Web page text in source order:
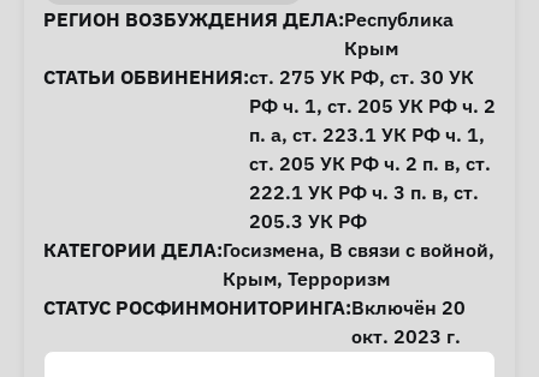
Информация о деле
РЕГИОН ВОЗБУЖДЕНИЯ ДЕЛА:Республика
Крым
СТАТЬИ ОБВИНЕНИЯ:ст. 275 УК РФ, ст. 30 УК
РФ ч. 1, ст. 205 УК РФ ч. 2
п. а, ст. 223.1 УК РФ ч. 1,
ст. 205 УК РФ ч. 2 п. в, ст.
222.1 УК РФ ч. 3 п. в, ст.
205.3 УК РФ
КАТЕГОРИИ ДЕЛА:Госизмена, В связи с войной,
Крым, Терроризм
СТАТУС РОСФИНМОНИТОРИНГА:Включён 20
окт. 2023 г.